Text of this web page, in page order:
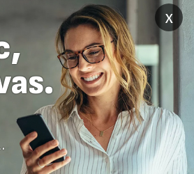
čitav niz problema koji dovode
KREIRAJTE NALOG
VEST
x